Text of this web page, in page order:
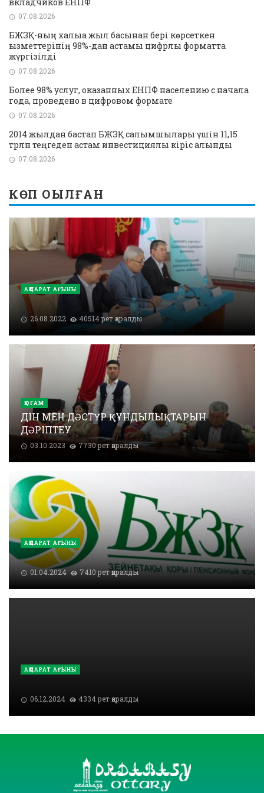
07.08.2026
БЖЗҚ-ның халыққа жыл басынан бері көрсеткен
қызметтерінің 98%-дан астамы цифрлық форматта
жүргізілді
07.08.2026
Более 98% услуг, оказанных ЕНПФ населению с начала
года, проведено в цифровом формате
07.08.2026
2014 жылдан бастап БЖЗҚ салымшылары үшін 11,15
трлн теңгеден астам инвестициялық кіріс алынды
07.08.2026
КӨП ОҚЫЛҒАН
АҚПАРАТ АҒЫНЫ
26.08.2022 40514 рет қаралды
ҚОҒАМ
ДІН МЕН ДӘСТҮР ҚҰНДЫЛЫҚТАРЫН
ДӘРІПТЕУ
03.10.2023 7730 рет қаралды
АҚПАРАТ АҒЫНЫ
01.04.2024 7410 рет қаралды
АҚПАРАТ АҒЫНЫ
06.12.2024 4334 рет қаралды